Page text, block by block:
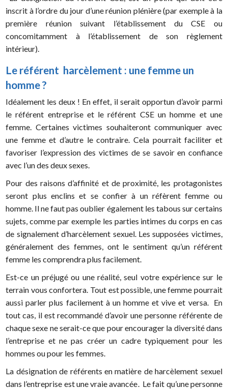
inscrit à l’ordre du jour d’une réunion plénière (par exemple à la
première réunion suivant l’établissement du CSE ou
concomitamment à l’établissement de son règlement
intérieur).
Le référent harcèlement : une femme un
homme ?
Idéalement les deux ! En effet, il serait opportun d’avoir parmi
le référent entreprise et le référent CSE un homme et une
femme. Certaines victimes souhaiteront communiquer avec
une femme et d’autre le contraire. Cela pourrait faciliter et
favoriser l’expression des victimes de se savoir en confiance
avec l’un des deux sexes.
Pour des raisons d’affinité et de proximité, les protagonistes
seront plus enclins et se confier à un réfèrent femme ou
homme. Il ne faut pas oublier également les tabous sur certains
sujets, comme par exemple les parties intimes du corps en cas
de signalement d’harcèlement sexuel. Les supposées victimes,
généralement des femmes, ont le sentiment qu’un référent
femme les comprendra plus facilement.
Est-ce un préjugé ou une réalité, seul votre expérience sur le
terrain vous confortera. Tout est possible, une femme pourrait
aussi parler plus facilement à un homme et vive et versa. En
tout cas, il est recommandé d’avoir une personne référente de
chaque sexe ne serait-ce que pour encourager la diversité dans
l’entreprise et ne pas créer un cadre typiquement pour les
hommes ou pour les femmes.
La désignation de référents en matière de harcèlement sexuel
dans l’entreprise est une vraie avancée. Le fait qu’une personne